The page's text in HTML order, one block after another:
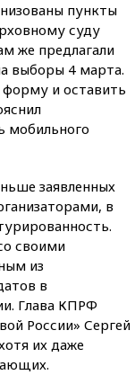
пункты
суду
же предлагали
выборы 4 марта.
форму и оставить
мобильного
заявленных
в
своими
из
в
Глава КПРФ
России» Сергей
их даже